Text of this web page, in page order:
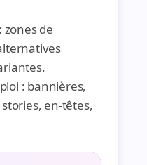
zones de
: bannières,
en-têtes,